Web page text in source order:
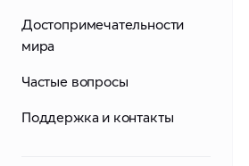
Достопримечательности
мира
Частые вопросы
Поддержка и контакты